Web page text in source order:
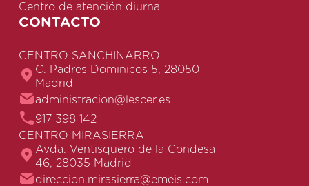
Centro de atención diurna
CONTACTO
CENTRO SANCHINARRO
C. Padres Dominicos 5, 28050
Madrid
administracion@lescer.es
917 398 142
CENTRO MIRASIERRA
Avda. Ventisquero de la Condesa
46, 28035 Madrid
direccion.mirasierra@emeis.com